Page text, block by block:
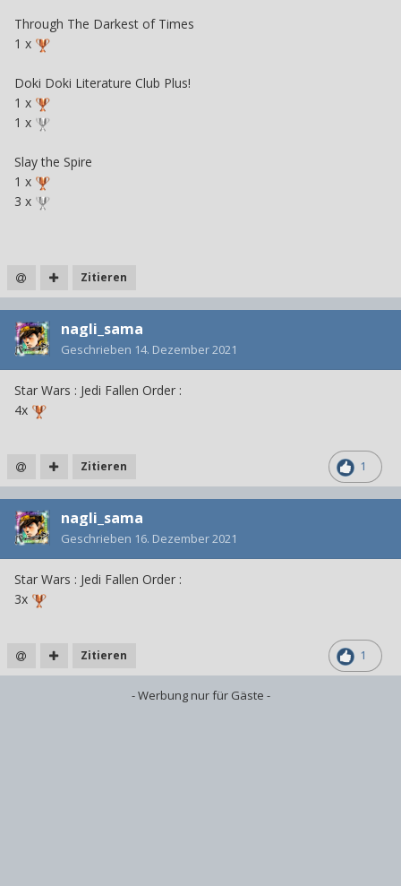
Through The Darkest of Times
1 x
Doki Doki Literature Club Plus!
1 x
1 x
Slay the Spire
1 x
3 x
Zitieren
nagli_sama
Geschrieben 14. Dezember 2021
Star Wars : Jedi Fallen Order :
4x
1
Zitieren
nagli_sama
Geschrieben 16. Dezember 2021
Star Wars : Jedi Fallen Order :
3x
1
Zitieren
- Werbung nur für Gäste -